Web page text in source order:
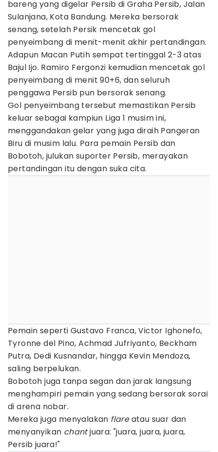
bareng yang digelar Persib di Graha Persib, Jalan
Sulanjana, Kota Bandung. Mereka bersorak
senang, setelah Persik mencetak gol
penyeimbang di menit-menit akhir pertandingan.
Adapun Macan Putih sempat tertinggal 2-3 atas
Bajul Ijo. Ramiro Fergonzi kemudian mencetak gol
penyeimbang di menit 90+6, dan seluruh
penggawa Persib pun bersorak senang.
Gol penyeimbang tersebut memastikan Persib
keluar sebagai kampiun Liga 1 musim ini,
menggandakan gelar yang juga diraih Pangeran
Biru di musim lalu. Para pemain Persib dan
Bobotoh, julukan suporter Persib, merayakan
pertandingan itu dengan suka cita.
Pemain seperti Gustavo Franca, Victor Ighonefo,
Tyronne del Pino, Achmad Jufriyanto, Beckham
Putra, Dedi Kusnandar, hingga Kevin Mendoza,
saling berpelukan.
Bobotoh juga tanpa segan dan jarak langsung
menghampiri pemain yang sedang bersorak sorai
di arena nobar.
Mereka juga menyalakan flareatau suar dan
menyanyikan chantjuara: "juara, juara, juara,
Persib juara!"